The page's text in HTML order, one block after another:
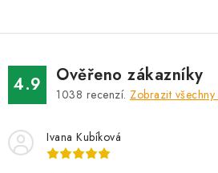
4.9 Ověřeno zákazníky
1038 recenzí. Zobrazit
Ivana Kubíková